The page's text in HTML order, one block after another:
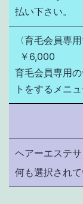
払い下さい。
〈育毛会員専
￥6,000
育毛会員専用
トをするメニ
ヘアーエステ
何も選択され